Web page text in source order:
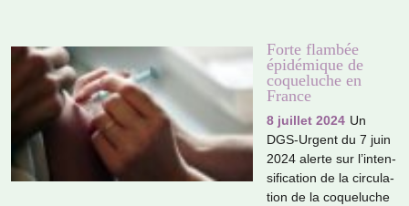
Forte flambée
épidémique de
coqueluche en
France
8 juillet 2024 Un
DGS-Urgent du 7 juin
2024 alerte sur l’inten­
si­fi­ca­tion de la cir­cu­la­
tion de la coque­lu­che